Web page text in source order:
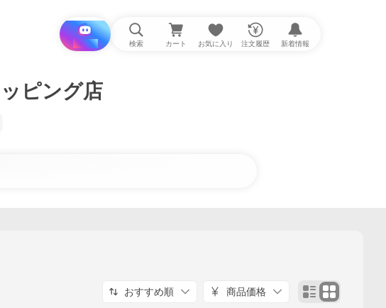
i と探す 検索 カート お気に入り 注文履歴 新着情報
ピング店
おすすめ順 商品価格